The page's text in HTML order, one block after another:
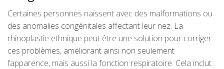
Certaines personnes naissent avec des malformations ou
des anomalies congénitales affectant leur nez. La
rhinoplastie ethnique peut être une solution pour corriger
ces problèmes, améliorant ainsi non seulement
l’apparence, mais aussi la fonction respiratoire. Cela inclut :